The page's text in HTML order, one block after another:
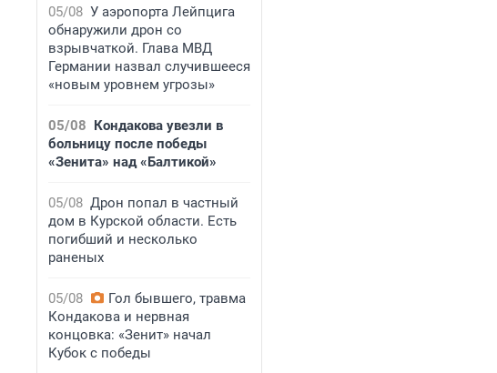
05/08 У аэропорта Лейпцига
обнаружили дрон со
взрывчаткой. Глава МВД
Германии назвал случившееся
«новым уровнем угрозы»
05/08 Кондакова увезли в
больницу после победы
«Зенита» над «Балтикой»
05/08 Дрон попал в частный
дом в Курской области. Есть
погибший и несколько
раненых
05/08
Гол бывшего, травма
Кондакова и нервная
концовка: «Зенит» начал
Кубок с победы